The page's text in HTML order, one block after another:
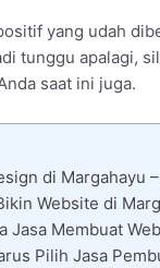
yang udah
tunggu apalagi,
saat ini juga.
di Margahayu
Website di
Jasa Membuat
Pilih Jasa